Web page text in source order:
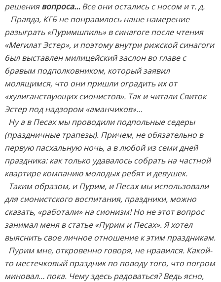
решениявопроса…Все они остались с носоми т. д.
Правда, КГБ не понравилось наше намерение
разыграть «Пуримшпиль» в синагоге после чтения
«Мегилат Эстер», и поэтому внутри рижской синагоги
был выставлен милицейский заслон во главе с
бравым подполковником, который заявил
молящимся, что они пришли оградить их от
«хулиганствующих сионистов». Так и читали Свиток
Эстер под надзором «аманчиков»…
Ну а в Песах мы проводили подпольные седеры
(праздничные трапезы). Причем, не обязательно в
первую пасхальную ночь, а в любой из семи дней
праздника: как только удавалось собрать на частной
квартире компанию молодых ребят и девушек.
Таким образом, и Пурим, и Песах мы использовали
для сионистского воспитания, праздники, можно
сказать, «работали» на сионизм! Но не этот вопрос
занимал меня в статье «Пурим и Песах». Я хотел
выяснить свое личное отношение к этим праздникам.
Пурим мне, откровенно говоря, не нравился. Какой-
то местечковый праздник по поводу того, что погром
миновал… пока. Чему здесь радоваться? Ведь ясно,